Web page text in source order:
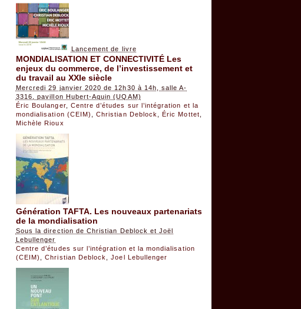
Lancement de livre
MONDIALISATION ET CONNECTIVITÉ Les
enjeux du commerce, de l’investissement et
du travail au XXIe siècle
Mercredi 29 janvier 2020 de 12h30 à 14h, salle A-
3316, pavillon Hubert-Aquin (UQAM)
Éric Boulanger, Centre d’études sur l’intégration et la
mondialisation (CEIM)
,Christian Deblock Éric Mottet
Michèle Rioux
Génération TAFTA. Les nouveaux partenariats
de la mondialisation
Sous la direction de Christian Deblock et Joël
Lebullenger
Centre d’études sur l’intégration et la mondialisation
(CEIM) ,Christian Deblock,Joel Lebullenger